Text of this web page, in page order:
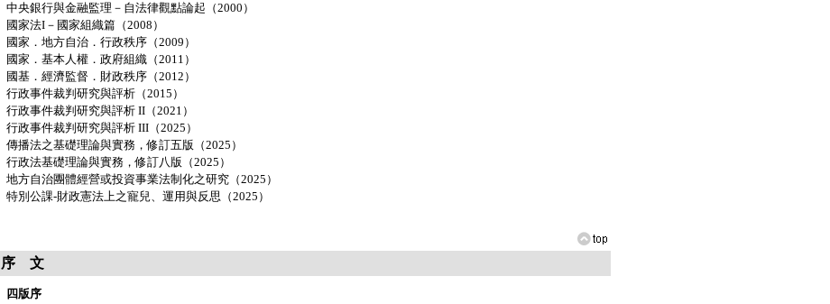
中央銀行與金融監理－自法律觀點論起（2000）
國家法I－國家組織篇（2008）
國家．地方自治．行政秩序（2009）
國家．基本人權．政府組織（2011）
國基．經濟監督．財政秩序（2012）
行政事件裁判研究與評析（2015）
行政事件裁判研究與評析 II（2021）
行政事件裁判研究與評析 III（2025）
傳播法之基礎理論與實務，修訂五版（2025）
行政法基礎理論與實務，修訂八版（2025）
地方自治團體經營或投資事業法制化之研究（2025）
特別公課-財政憲法上之寵兒、運用與反思（2025）
序 文
四版序